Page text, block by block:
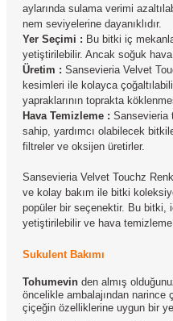
aylarında sulama verimi
nem seviyelerine dayanıklıdır.
Yer Seçimi : Bu bitki iç
yetiştirilebilir. Ancak soğuk hava
Üretim : Sansevieria Velvet
kesimleri ile kolayca
yapraklarının toprakta
Hava Temizleme : Sansevieria
sahip, yardımcı olabilecek
filtreler ve oksijen üretirler.
Sansevieria Velvet Touchz
ve kolay bakım ile bitki
popüler bir seçenektir. Bu bitki,
yetiştirilebilir ve hava
Sukulent Bakımı
Tohumevin den almış
öncelikle ambalajından narince
çiçeğin özelliklerine uygun bir